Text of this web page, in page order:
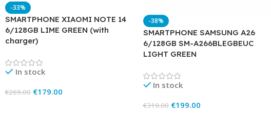
-33%
SMARTPHONE XIAOMI NOTE 14
6/128GB LIME GREEN (with
charger)
In stock
€269.00 €179.00
-38%
SMARTPHONE SAMSUNG A26
6/128GB SM-A266BLEGBEUC
LIGHT GREEN
In stock
€319.00 €199.00